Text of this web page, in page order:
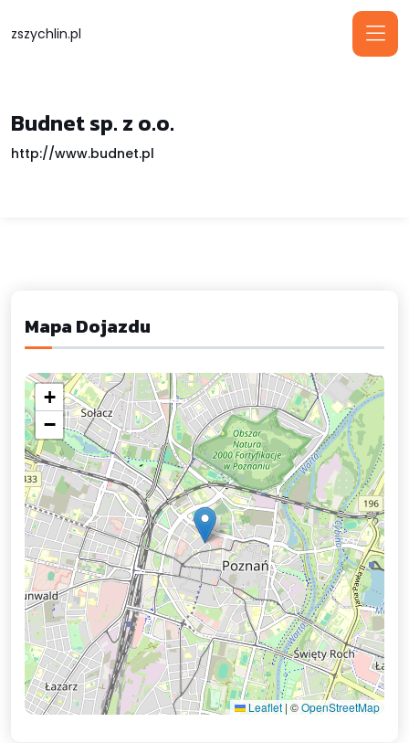
zszychlin.pl
Budnet sp. z o.o.
http://www.budnet.pl
Mapa Dojazdu
+
−
Leaflet | ©OpenStreetMap